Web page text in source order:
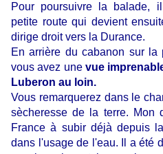
Pour poursuivre la balade,
petite route qui devient
dirige droit vers la Durance.
En arrière du cabanon sur la
vous avez une vue
Luberon au loin.
Vous remarquerez dans le
sècheresse de la terre. Mon
France à subir déjà depuis
dans l'usage de l'eau. Il a été